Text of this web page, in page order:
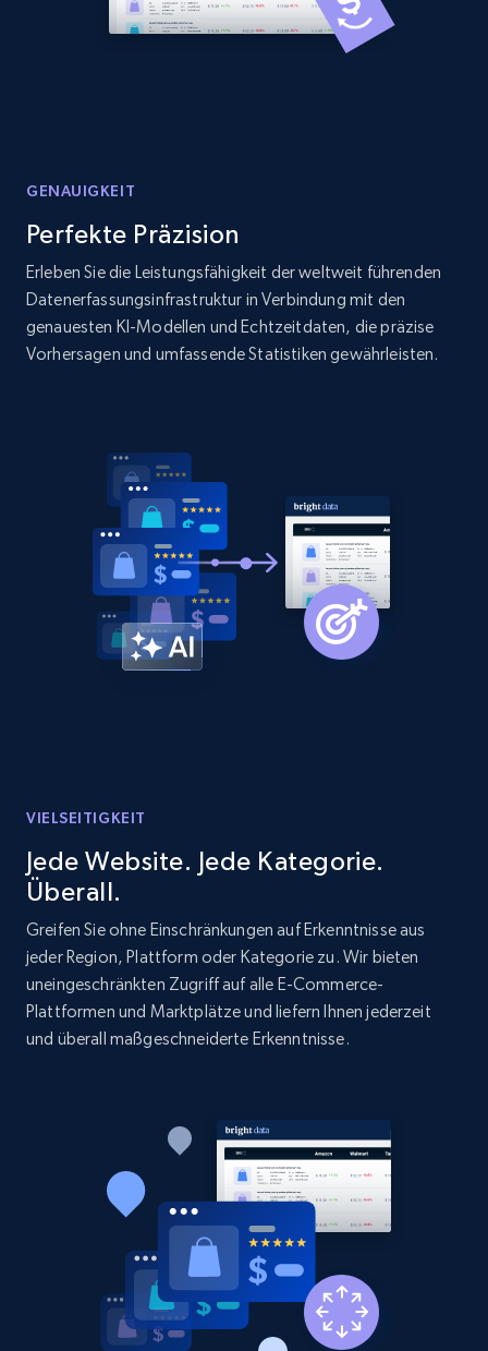
GENAUIGKEIT
Perfekte Präzision
Erleben Sie die Leistungsfähigkeit der weltweit führenden
Datenerfassungsinfrastruktur in Verbindung mit den
genauesten KI-Modellen und Echtzeitdaten, die präzise
Vorhersagen und umfassende Statistiken gewährleisten.
VIELSEITIGKEIT
Jede Website. Jede Kategorie.
Überall.
Greifen Sie ohne Einschränkungen auf Erkenntnisse aus
jeder Region, Plattform oder Kategorie zu. Wir bieten
uneingeschränkten Zugriff auf alle E-Commerce-
Plattformen und Marktplätze und liefern Ihnen jederzeit
und überall maßgeschneiderte Erkenntnisse.